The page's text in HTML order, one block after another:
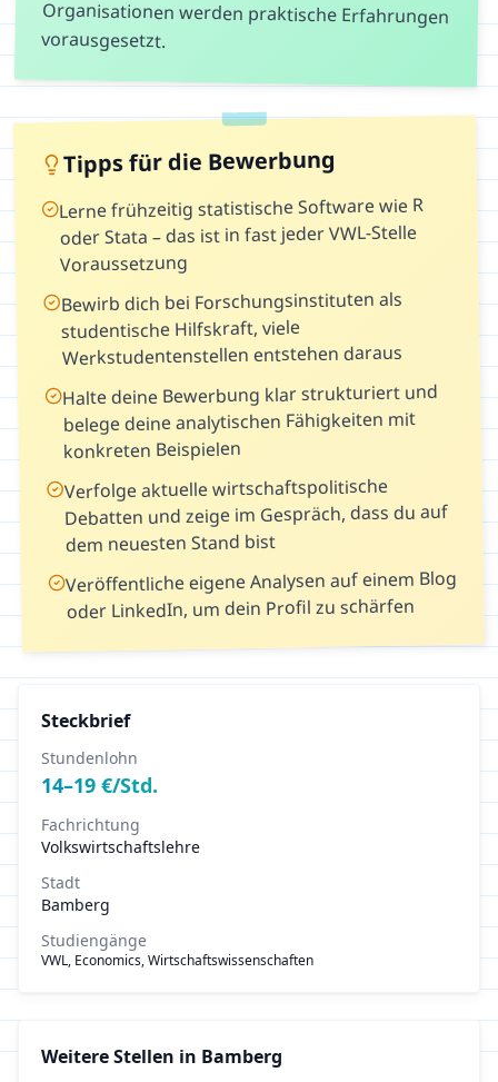
vorausgesetzt.
Tipps für die Bewerbung
Lerne frühzeitig statistische Software wie R
oder Stata – das ist in fast jeder VWL-Stelle
Voraussetzung
Bewirb dich bei Forschungsinstituten als
studentische Hilfskraft, viele
Werkstudentenstellen entstehen daraus
Halte deine Bewerbung klar strukturiert und
belege deine analytischen Fähigkeiten mit
konkreten Beispielen
Verfolge aktuelle wirtschaftspolitische
Debatten und zeige im Gespräch, dass du auf
dem neuesten Stand bist
Veröffentliche eigene Analysen auf einem Blog
oder LinkedIn, um dein Profil zu schärfen
Steckbrief
Stundenlohn
14–19 €/Std.
Fachrichtung
Volkswirtschaftslehre
Stadt
Bamberg
Studiengänge
VWL, Economics, Wirtschaftswissenschaften
Weitere Stellen in Bamberg